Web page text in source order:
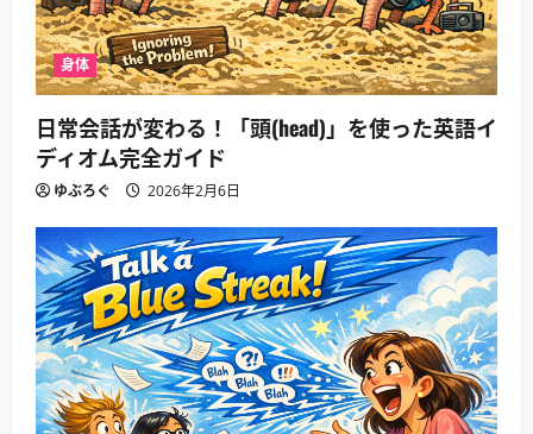
身体
日常会話が変わる！「頭(head)」を使った英語イ
ディオム完全ガイド
ゆぶろぐ 2026年2月6日